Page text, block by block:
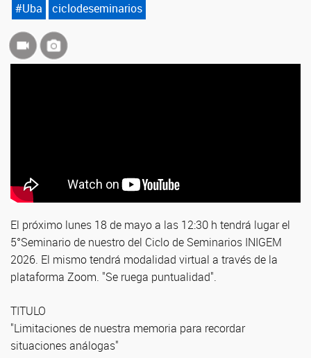
#Uba
ciclodeseminarios
El próximo lunes 18 de mayo a las 12:30 h tendrá lugar el
5°Seminario de nuestro del Ciclo de Seminarios INIGEM
2026. El mismo tendrá modalidad virtual a través de la
plataforma Zoom. "Se ruega puntualidad".
TITULO
"Limitaciones de nuestra memoria para recordar
situaciones análogas"